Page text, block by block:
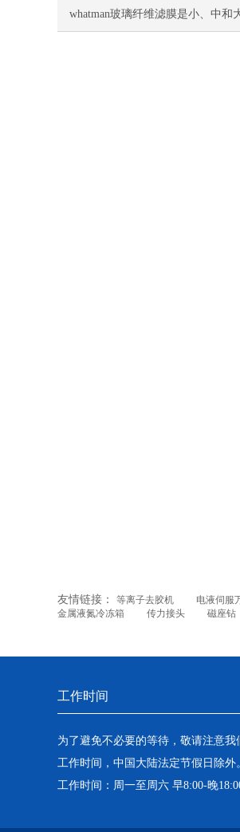
TCTP04700几大特点
whatman玻璃纤维滤膜是小、中和
友情链接： 等离子去胶机 电液伺服
金属液氮冷冻箱
传力接头 磁座钻
工作时间
为了避免不必要的等待，敬请注意
工作时间，中国大陆法定节假日除外
工作时间：周一至周六 早8:00-晚